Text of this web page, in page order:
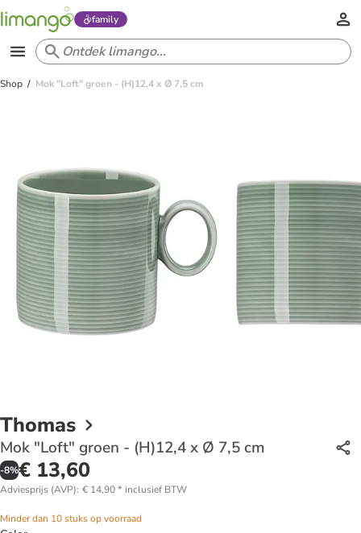
family
Shop Mok "Loft" groen - (H)12,4 x Ø 7,5 cm
Thomas
Mok "Loft" groen - (H)12,4 x Ø 7,5 cm
-8%€ 13,60
Adviesprijs (AVP): € 14,90* inclusief BTW
Minder dan 10 stuks op voorraad